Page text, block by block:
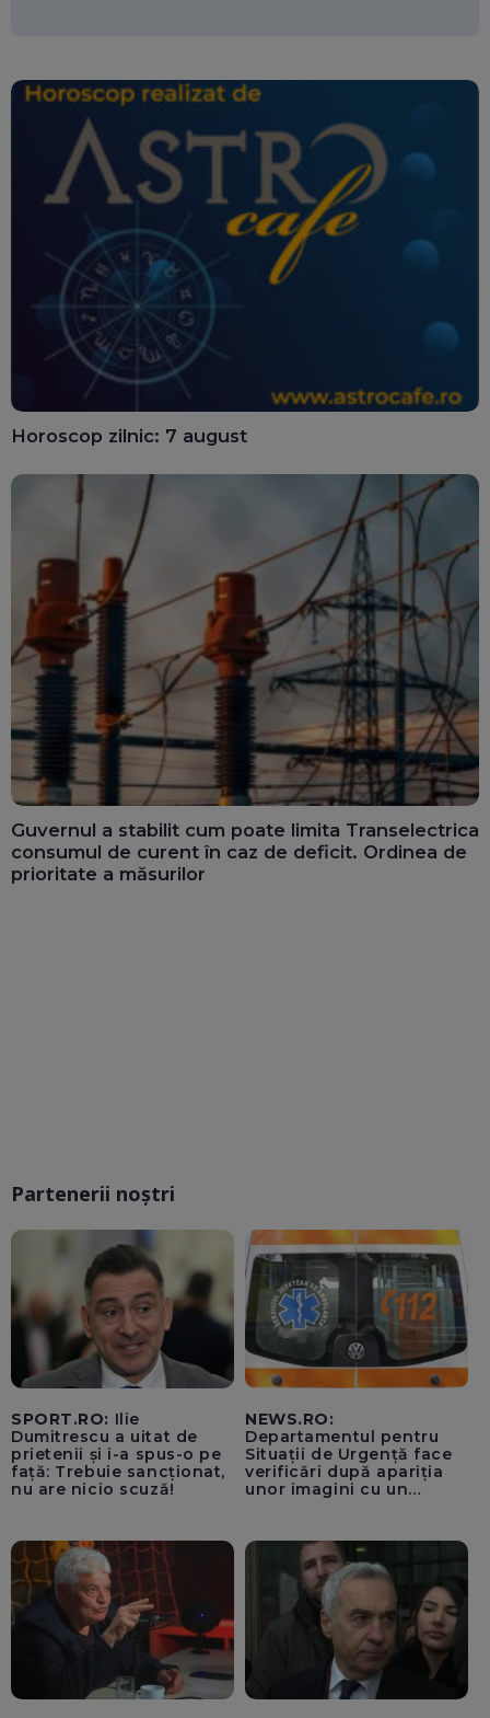
Horoscop zilnic: 7 august
Guvernul a stabilit cum poate limita Transelectrica
consumul de curent în caz de deficit. Ordinea de
prioritate a măsurilor
Partenerii noștri
SPORT.RO: Ilie
Dumitrescu a uitat de
prietenii și i-a spus-o pe
față: Trebuie sancționat,
nu are nicio scuză!
NEWS.RO:
Departamentul pentru
Situații de Urgență face
verificări după apariția
unor imagini cu un
pentru cumpărături în
timp ce transporta un
pacient către spital